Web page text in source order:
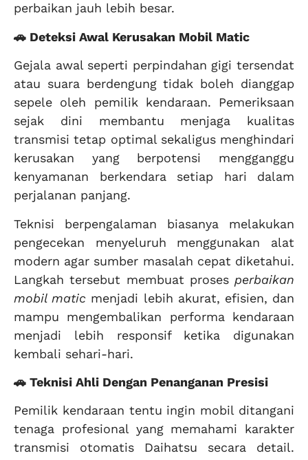
perbaikan jauh lebih besar.
🚗 Deteksi Awal Kerusakan Mobil Matic
Gejala awal seperti perpindahan gigi tersendat
atau suara berdengung tidak boleh dianggap
sepele oleh pemilik kendaraan. Pemeriksaan
sejak dini membantu menjaga kualitas
transmisi tetap optimal sekaligus menghindari
kerusakan yang berpotensi mengganggu
kenyamanan berkendara setiap hari dalam
perjalanan panjang.
Teknisi berpengalaman biasanya melakukan
pengecekan menyeluruh menggunakan alat
modern agar sumber masalah cepat diketahui.
Langkah tersebut membuat proses perbaikan
mobil matic menjadi lebih akurat, efisien, dan
mampu mengembalikan performa kendaraan
menjadi lebih responsif ketika digunakan
kembali sehari-hari.
🚗 Teknisi Ahli Dengan Penanganan Presisi
Pemilik kendaraan tentu ingin mobil ditangani
tenaga profesional yang memahami karakter
transmisi otomatis Daihatsu secara detail.